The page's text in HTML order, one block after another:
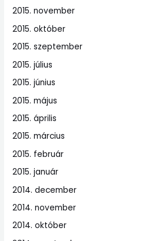
2015. november
2015. október
2015. szeptember
2015. július
2015. június
2015. május
2015. április
2015. március
2015. február
2015. január
2014. december
2014. november
2014. október